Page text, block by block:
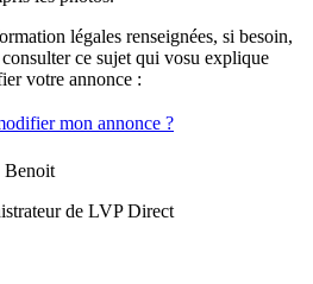
légales renseignées, si besoin,
ce sujet qui vosu explique
votre annonce :
mon annonce ?
Benoit
de LVP Direct